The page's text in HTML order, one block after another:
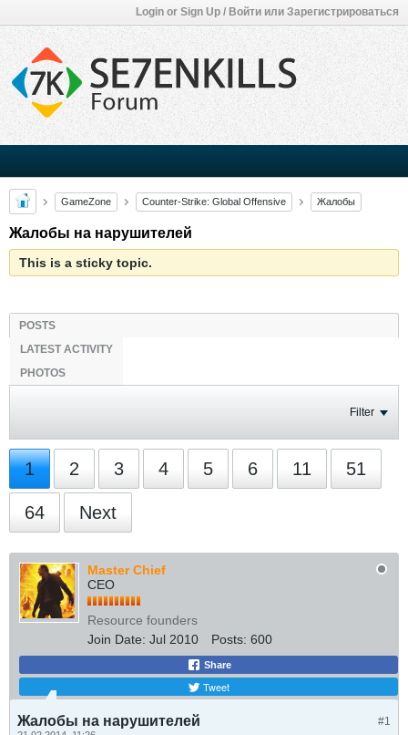
Login or Sign Up / Войти или Зарегистрироваться
GameZone Counter-Strike: Global Offensive Жалобы
Жалобы на нарушителей
This is a sticky topic.
POSTS
LATEST ACTIVITY
PHOTOS
Filter
1 2 3 4 5 6 11 51
64 Next
Master Chief
CEO
Resource founders
Join Date: Jul 2010 Posts: 600
Share
Tweet
#1
Жалобы на нарушителей